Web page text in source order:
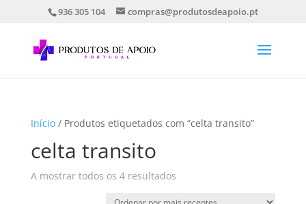
936 305 104 compras@produtosdeapoio.pt
Início/ Produtos etiquetados com “celta transito”
celta transito
A mostrar todos os 4 resultadosOrdenado